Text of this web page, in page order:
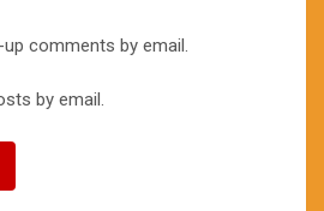
comments by email.
by email.